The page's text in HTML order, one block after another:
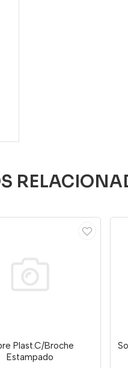
Plast.C/Broche
Estampado